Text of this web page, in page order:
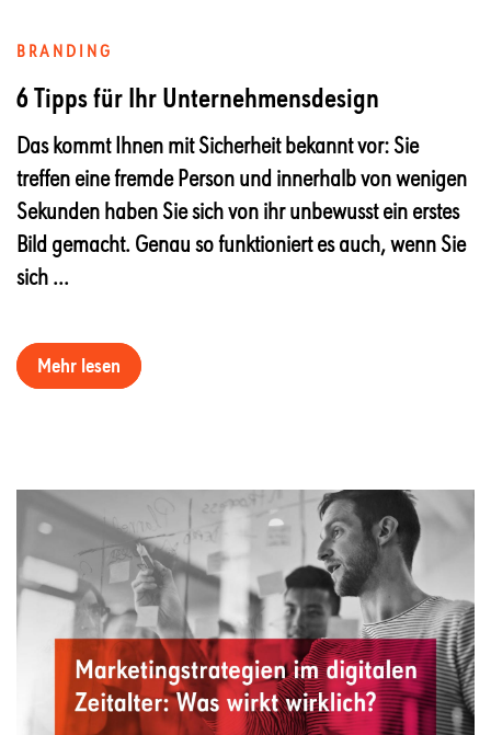
BRANDING
6 Tipps für Ihr Unternehmensdesign
Das kommt Ihnen mit Sicherheit bekannt vor: Sie
treffen eine fremde Person und innerhalb von wenigen
Sekunden haben Sie sich von ihr unbewusst ein erstes
Bild gemacht. Genau so funktioniert es auch, wenn Sie
sich ...
Mehr lesen